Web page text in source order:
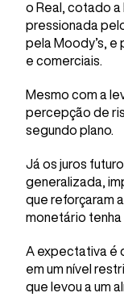
o Real, cotado a
pressionada
pela Moody’s,
e comerciais.
Mesmo com a
percepção de
segundo plano.
Já os juros
generalizada,
que reforçaram
monetário tenha
A expectativa é
em um nível
que levou a um